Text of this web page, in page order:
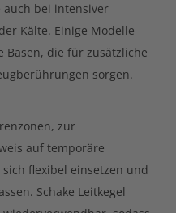
auch bei intensiver
Kälte. Einige Modelle
Basen, die für zusätzliche
sorgen.
zur
auf temporäre
sich flexibel einsetzen und
Schake Leitkegel